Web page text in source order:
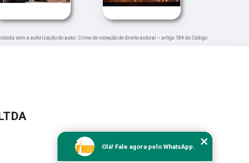
sem a autorização do autor. Crime de violação de direito autoral – artigo 184 do Código
Olá! Fale agora pelo WhatsApp.